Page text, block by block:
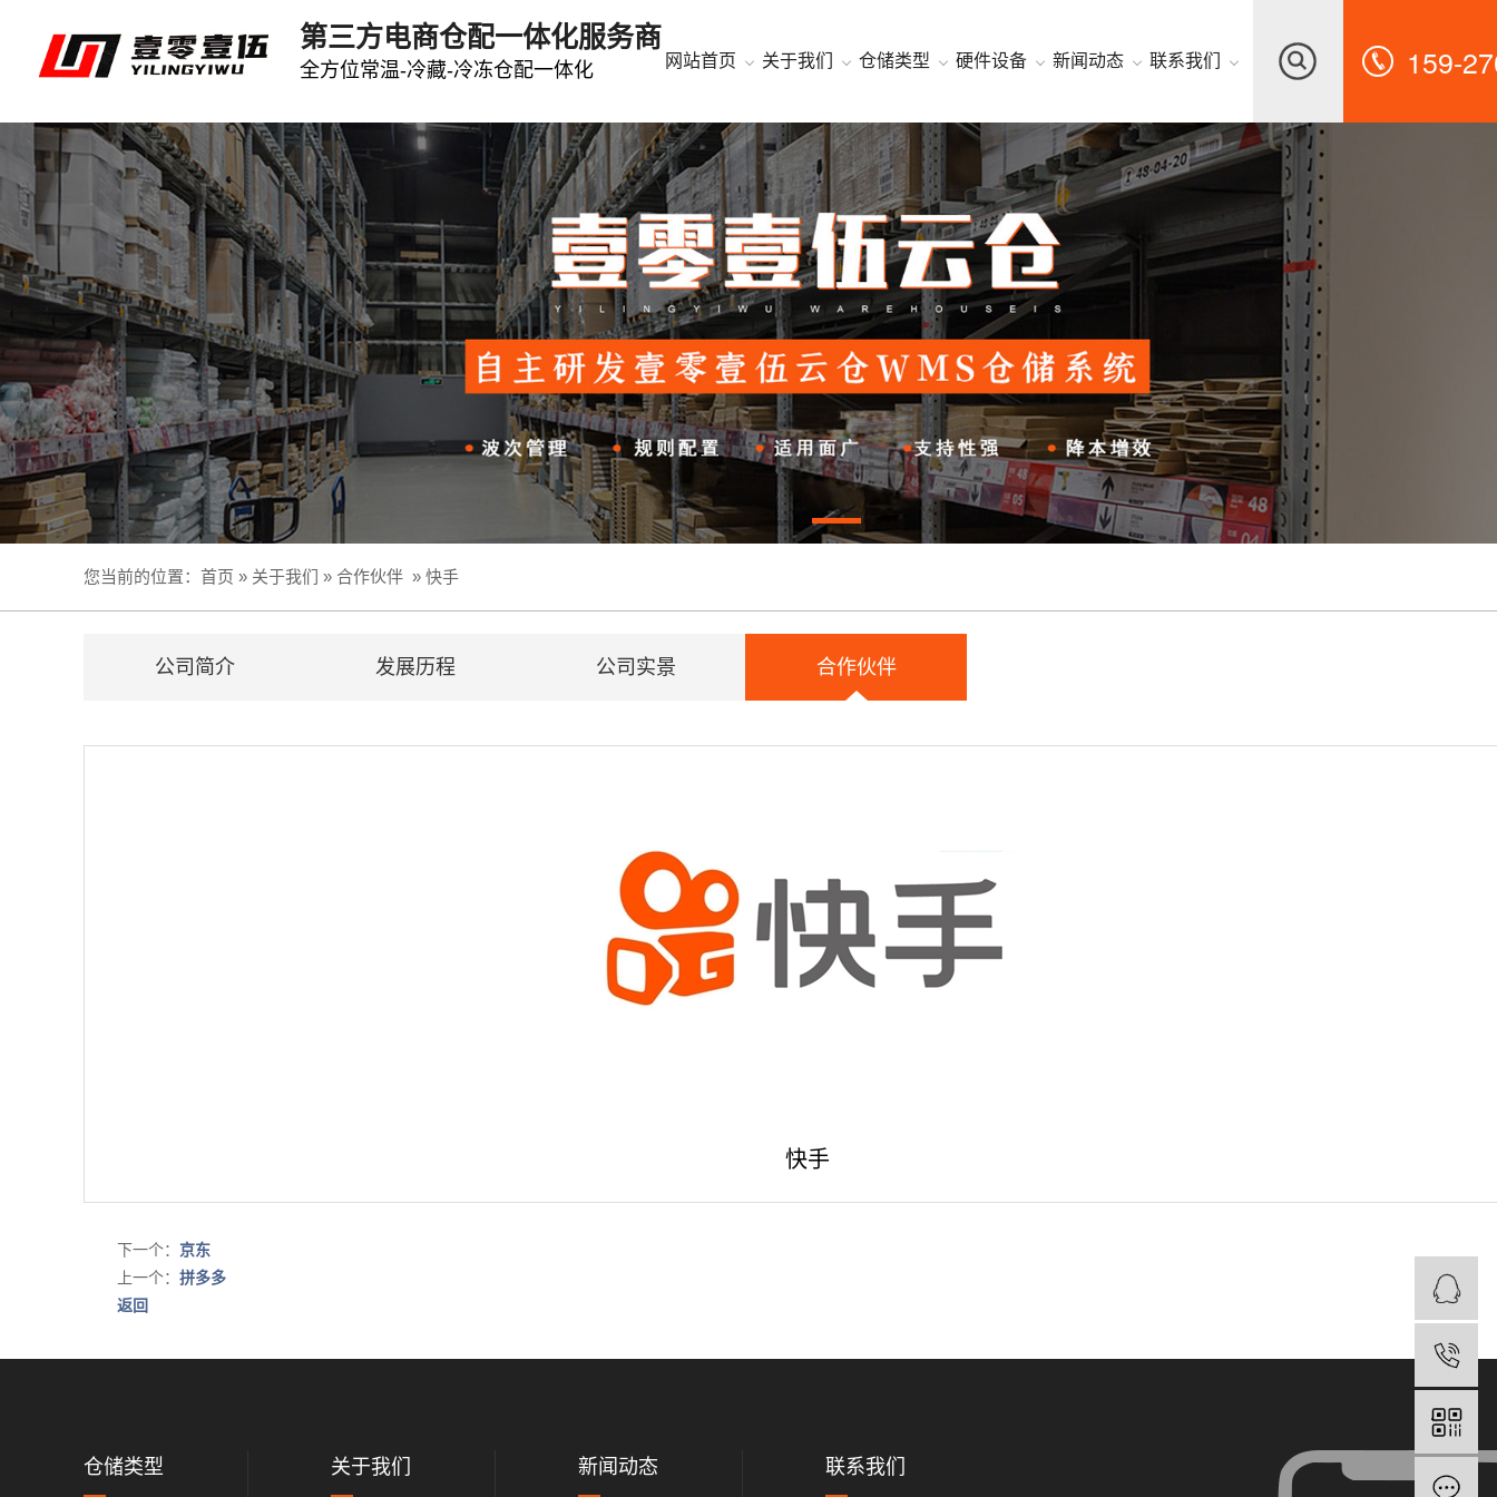
第三方电商仓配一体化服务商
全方位常温-冷藏-冷冻仓配一体化 网站首页 关于我们 仓储类型 硬件设备 新闻动态 联系我们 159-
您当前的位置： 首页 » 关于我们 » 合作伙伴 » 快手
公司简介 发展历程 公司实景 合作伙伴
快手
下一个： 京东
上一个： 拼多多
返回
仓储类型 关于我们 新闻动态 联系我们